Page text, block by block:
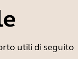
utili di seguito